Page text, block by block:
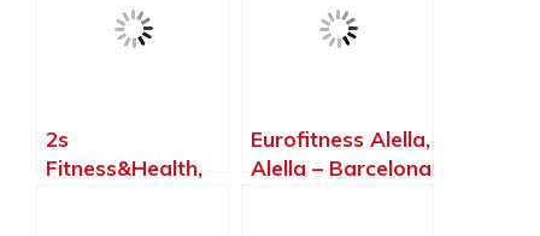
2s
Fitness&Health,
Eurofitness Alella,
Alella – Barcelona